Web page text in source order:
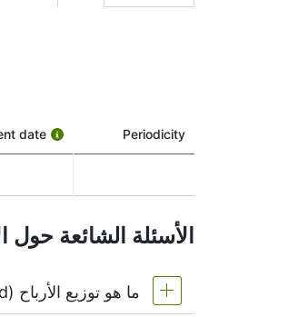
ذلك، رغم أنها معروفة أكثر بنمو
2. تاريخ الاستحقاق (أو “Ex-Date”)
4. تاريخ الدفع
Periodicity
date
الأسئلة الشائعة حول
ما هو توزيع الأرباح (Stock Dividend)؟